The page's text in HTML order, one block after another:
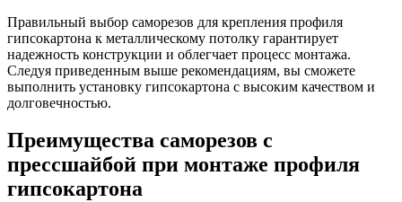
Правильный выбор саморезов для крепления профиля
гипсокартона к металлическому потолку гарантирует
надежность конструкции и облегчает процесс монтажа.
Следуя приведенным выше рекомендациям, вы сможете
выполнить установку гипсокартона с высоким качеством и
долговечностью.
Преимущества саморезов с
прессшайбой при монтаже профиля
гипсокартона